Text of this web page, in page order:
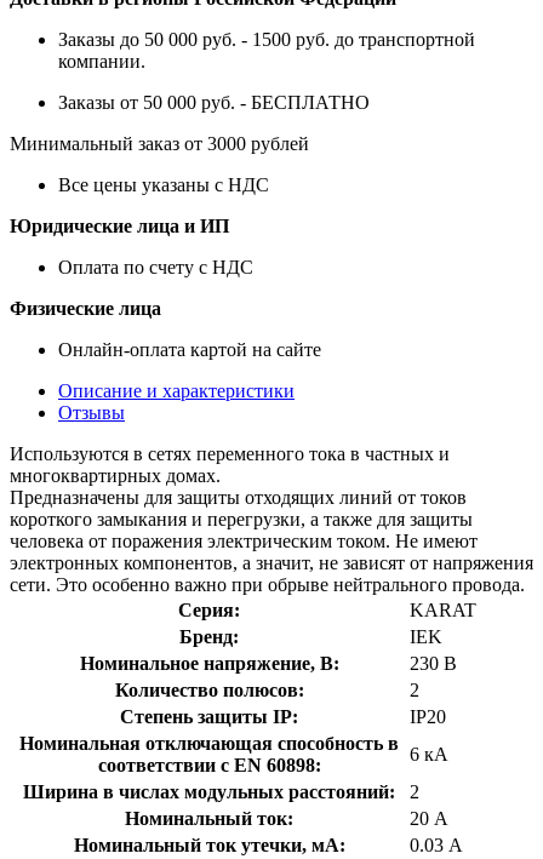
Заказы до 50 000 руб. - 1500 руб. до транспортной
компании.
Заказы от 50 000 руб. - БЕСПЛАТНО
Минимальный заказ от 3000 рублей
Все цены указаны с НДС
Юридические лица и ИП
Оплата по счету с НДС
Физические лица
Онлайн-оплата картой на сайте
Описание и характеристики
Отзывы
Используются в сетях переменного тока в частных и
многоквартирных домах.
Предназначены для защиты отходящих линий от токов
короткого замыкания и перегрузки, а также для защиты
человека от поражения электрическим током. Не имеют
электронных компонентов, а значит, не зависят от напряжения
сети. Это особенно важно при обрыве нейтрального провода.
Серия:
KARAT
Бренд:
IEK
Номинальное напряжение, В:
230 В
Количество полюсов:
2
Степень защиты IP:
IP20
Номинальная отключающая способность в
соответствии с EN 60898:
6 кА
Ширина в числах модульных расстояний:
2
Номинальный ток:
20 А
Номинальный ток утечки, мА:
0.03 А